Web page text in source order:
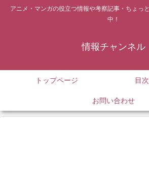
アニメ・マンガの役立つ情報や考察記事・ちょっ
中！
情報チャンネル
トップページ 目
お問い合わせ